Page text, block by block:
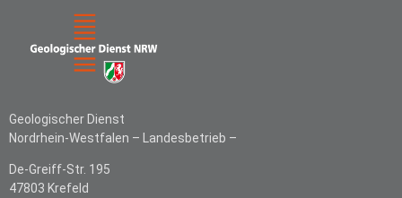
Geologischer Dienst
Nordrhein-Westfalen – Landesbetrieb –
De-Greiff-Str. 195
47803 Krefeld